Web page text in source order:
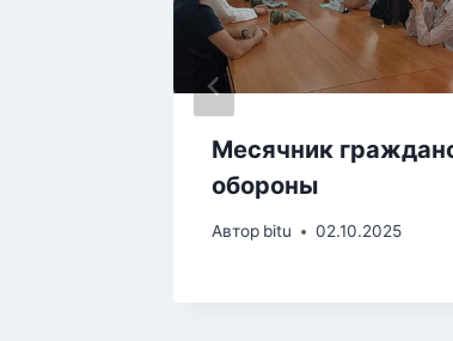
Месячник
обороны
Автор bitu 02.10.2025